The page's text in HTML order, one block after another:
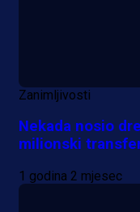
Zanimljivosti
Nekada nosio
milionski
1 godina 2 mjesec